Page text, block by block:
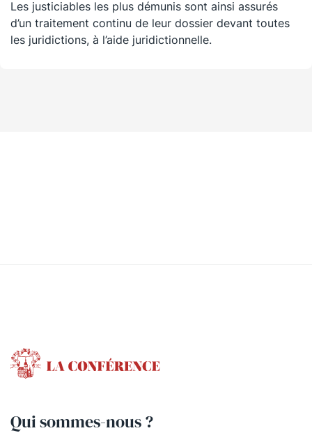
Les justiciables les plus démunis sont ainsi assurés
d’un traitement continu de leur dossier devant toutes
les juridictions, à l’aide juridictionnelle.
Qui sommes-nous ?